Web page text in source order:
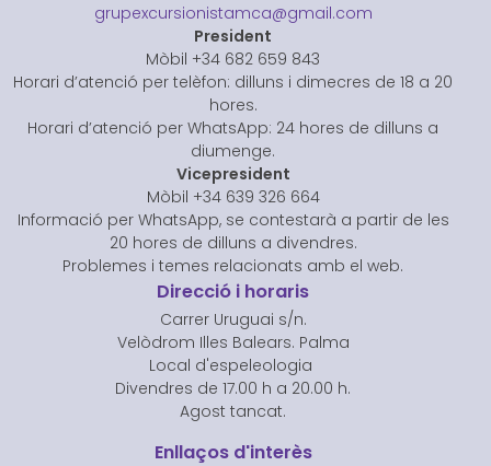
grupexcursionistamca@gmail.com
President
Mòbil +34 682 659 843
Horari d’atenció per telèfon: dilluns i dimecres de 18 a 20
hores.
Horari d’atenció per WhatsApp: 24 hores de dilluns a
diumenge.
Vicepresident
Mòbil +34 639 326 664
Informació per WhatsApp, se contestarà a partir de les
20 hores de dilluns a divendres.
Problemes i temes relacionats amb el web.
Direcció i horaris
Carrer Uruguai s/n.
Velòdrom Illes Balears. Palma
Local d'espeleologia
Divendres de 17.00 h a 20.00 h.
Agost tancat.
Enllaços d'interès